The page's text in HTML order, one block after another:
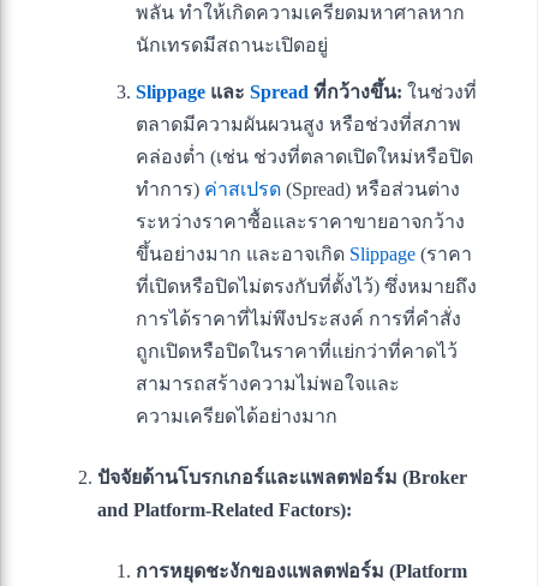
พลัน ทำให้เกิดความเครียดมหาศาลหาก
นักเทรดมีสถานะเปิดอยู่
Slippage และ Spread ที่กว้างขึ้น: ในช่วงที่
ตลาดมีความผันผวนสูง หรือช่วงที่สภาพ
คล่องต่ำ (เช่น ช่วงที่ตลาดเปิดใหม่หรือปิด
ทำการ) ค่าสเปรด (Spread) หรือส่วนต่าง
ระหว่างราคาซื้อและราคาขายอาจกว้าง
ขึ้นอย่างมาก และอาจเกิด Slippage (ราคา
ที่เปิดหรือปิดไม่ตรงกับที่ตั้งไว้) ซึ่งหมายถึง
การได้ราคาที่ไม่พึงประสงค์ การที่คำสั่ง
ถูกเปิดหรือปิดในราคาที่แย่กว่าที่คาดไว้
สามารถสร้างความไม่พอใจและ
ความเครียดได้อย่างมาก
ปัจจัยด้านโบรกเกอร์และแพลตฟอร์ม (Broker
and Platform-Related Factors):
การหยุดชะงักของแพลตฟอร์ม (Platform